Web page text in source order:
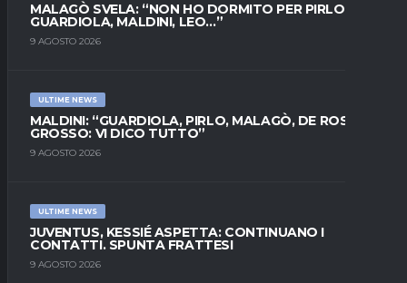
MALAGÒ SVELA: “NON HO DORMITO PER PIRLO.
GUARDIOLA, MALDINI, LEO…”
9 AGOSTO 2026
ULTIME NEWS
MALDINI: “GUARDIOLA, PIRLO, MALAGÒ, DE ROSSI E
GROSSO: VI DICO TUTTO”
9 AGOSTO 2026
ULTIME NEWS
JUVENTUS, KESSIÉ ASPETTA: CONTINUANO I
CONTATTI. SPUNTA FRATTESI
9 AGOSTO 2026